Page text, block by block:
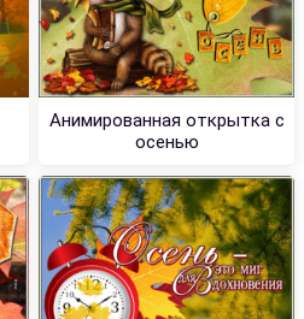
Анимированная открытка с
осенью